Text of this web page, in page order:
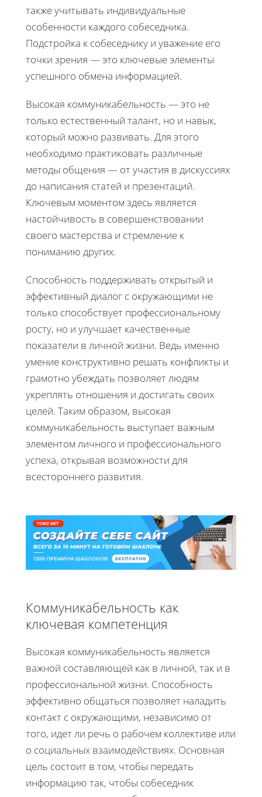
также учитывать индивидуальные
особенности каждого собеседника.
Подстройка к собеседнику и уважение его
точки зрения — это ключевые элементы
успешного обмена информацией.
Высокая коммуникабельность — это не
только естественный талант, но и навык,
который можно развивать. Для этого
необходимо практиковать различные
методы общения — от участия в дискуссиях
до написания статей и презентаций.
Ключевым моментом здесь является
настойчивость в совершенствовании
своего мастерства и стремление к
пониманию других.
Способность поддерживать открытый и
эффективный диалог с окружающими не
только способствует профессиональному
росту, но и улучшает качественные
показатели в личной жизни. Ведь именно
умение конструктивно решать конфликты и
грамотно убеждать позволяет людям
укреплять отношения и достигать своих
целей. Таким образом, высокая
коммуникабельность выступает важным
элементом личного и профессионального
успеха, открывая возможности для
всестороннего развития.
Коммуникабельность как
ключевая компетенция
Высокая коммуникабельность является
важной составляющей как в личной, так и в
профессиональной жизни. Способность
эффективно общаться позволяет наладить
контакт с окружающими, независимо от
того, идет ли речь о рабочем коллективе или
о социальных взаимодействиях. Основная
цель состоит в том, чтобы передать
информацию так, чтобы собеседник